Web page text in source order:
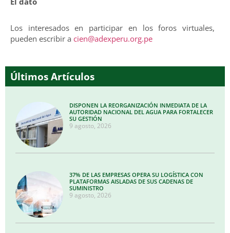
Los interesados en participar en los foros virtuales,
pueden escribir a cien@adexperu.org.pe
Últimos Artículos
DISPONEN LA REORGANIZACIÓN INMEDIATA DE LA
AUTORIDAD NACIONAL DEL AGUA PARA FORTALECER
SU GESTIÓN
9 agosto, 2026
37% DE LAS EMPRESAS OPERA SU LOGÍSTICA CON
PLATAFORMAS AISLADAS DE SUS CADENAS DE
SUMINISTRO
9 agosto, 2026